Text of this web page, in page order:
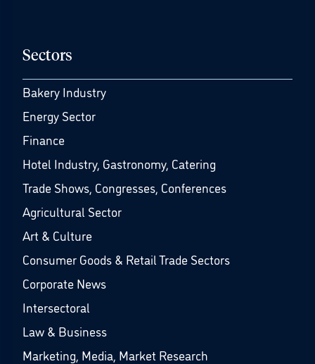
Sectors
Bakery Industry
Energy Sector
Finance
Hotel Industry, Gastronomy, Catering
Trade Shows, Congresses, Conferences
Agricultural Sector
Art & Culture
Consumer Goods & Retail Trade Sectors
Corporate News
Intersectoral
Law & Business
Marketing, Media, Market Research